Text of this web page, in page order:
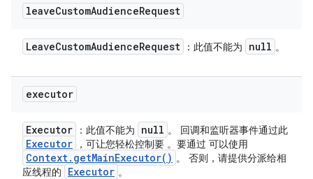
leaveCustomAudienceRequest
LeaveCustomAudienceRequest ：此值不能为 null 。
executor
Executor ：此值不能为 null 。 回调和监听器事件通过此
Executor ，可让您轻松控制要 。要通过 可以使用
Context. getMainExecutor( ) 。 否则，请提供分派给相
应线程的
Executor 。